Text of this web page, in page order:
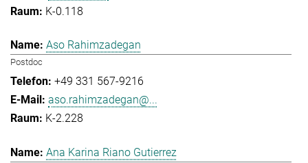
K-0.118
Aso Rahimzadegan
Postdoc
+49 331 567-9216
aso.rahimzadegan@...
K-2.228
Ana Karina Riano Gutierrez